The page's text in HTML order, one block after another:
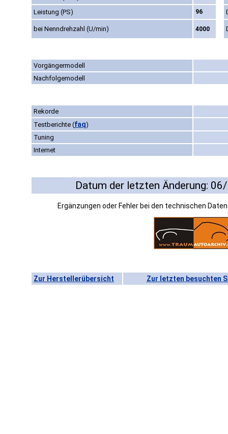
Leistung (PS)
96
bei Nenndrehzahl (U/min) 4000
Vorgängermodell
Nachfolgemodell
Rekorde
Testberichte (faq)
Tuning
Internet
Datum der letzten Änderung:
Ergänzungen oder Fehler bei den technischen
Zur Herstellerübersicht Zur letzten besuchten